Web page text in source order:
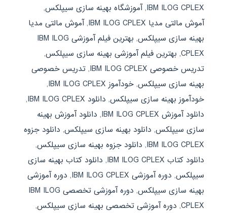
IBM ILOG CPLEX
,آموزشگاه بهینه سازی سیپلکس,
آموش مالتی مدیا IBM ILOG CPLEX
,آموش مالتی مدیا
بهینه سازی سیپلکس,
بهترین فیلم آموزشی IBM ILOG
CPLEX
, بهترین فیلم آموزشی بهینه سازی سیپلکس,
تدریس خصوصی IBM ILOG CPLEX
, تدریس خصوصی
بهینه سازی سیپلکس, خودآموز IBM ILOG CPLEX
,
خودآموز بهینه سازی سیپلکس, دانلود IBM ILOG CPLEX
,
دانلود آموزش IBM ILOG CPLEX
, دانلود آموزش بهینه
سازی سیپلکس, دانلود بهینه سازی سیپلکس, دانلود جزوه
IBM ILOG CPLEX
, دانلود جزوه بهینه سازی سیپلکس,
دانلود کتاب IBM ILOG CPLEX
, دانلود کتاب بهینه سازی
سیپلکس, دوره آموزشی IBM ILOG CPLEX , دوره آموزشی
بهینه سازی سیپلکس,
دوره آموزشی تخصصی IBM ILOG
CPLEX
, دوره آموزشی تخصصی بهینه سازی سیپلکس,